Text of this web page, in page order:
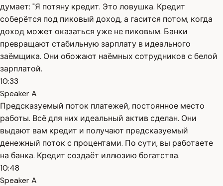
думает: "Я потяну кредит. Это ловушка. Кредит
соберётся под пиковый доход, а гасится потом, когда
доход может оказаться уже не пиковым. Банки
превращают стабильную зарплату в идеального
заёмщика. Они обожают наёмных сотрудников с белой
зарплатой.
10:33
Speaker A
Предсказуемый поток платежей, постоянное место
работы. Всё для них идеальный актив сделан. Они
выдают вам кредит и получают предсказуемый
денежный поток с процентами. По сути, вы работаете
на банка. Кредит создаёт иллюзию богатства.
10:48
Speaker A